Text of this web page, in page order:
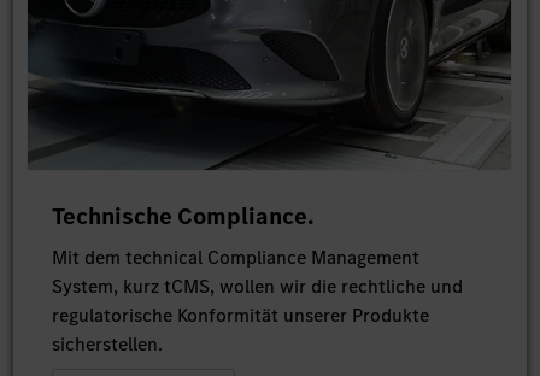
Technische Compliance.
Mit dem technical Compliance Management
System, kurz tCMS, wollen wir die rechtliche und
regulatorische Konformität unserer Produkte
sicherstellen.